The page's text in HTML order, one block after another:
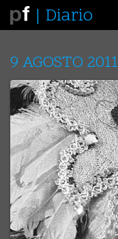
Diario
9 AGOSTO 2011